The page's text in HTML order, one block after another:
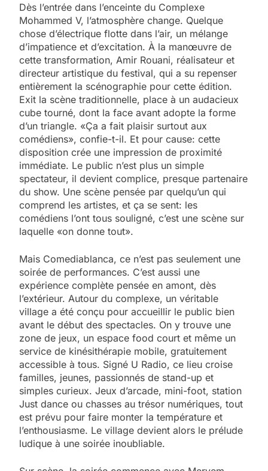
Dès l’entrée dans l’enceinte du Complexe
Mohammed V, l’atmosphère change. Quelque
chose d’électrique flotte dans l’air, un mélange
d’impatience et d’excitation. À la manœuvre de
cette transformation, Amir Rouani, réalisateur et
directeur artistique du festival, qui a su repenser
entièrement la scénographie pour cette édition.
Exit la scène traditionnelle, place à un audacieux
cube tourné, dont la face avant adopte la forme
d’un triangle. «Ça a fait plaisir surtout aux
comédiens», confie-t-il. Et pour cause: cette
disposition crée une impression de proximité
immédiate. Le public n’est plus un simple
spectateur, il devient complice, presque partenaire
du show. Une scène pensée par quelqu’un qui
comprend les artistes, et ça se sent: les
comédiens l’ont tous souligné, c’est une scène sur
laquelle «on donne tout».
Mais Comediablanca, ce n’est pas seulement une
soirée de performances. C’est aussi une
expérience complète pensée en amont, dès
l’extérieur. Autour du complexe, un véritable
village a été conçu pour accueillir le public bien
avant le début des spectacles. On y trouve une
zone de jeux, un espace food court et même un
service de kinésithérapie mobile, gratuitement
accessible à tous. Signé U Radio, ce lieu croise
familles, jeunes, passionnés de stand-up et
simples curieux. Jeux d’arcade, mini-foot, station
Just dance ou chasses au trésor numériques, tout
est prévu pour faire monter la température et
l’enthousiasme. Le village devient alors le prélude
ludique à une soirée inoubliable.